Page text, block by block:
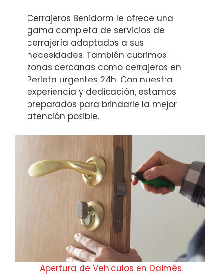
Cerrajeros Benidorm le ofrece una
gama completa de servicios de
cerrajería adaptados a sus
necesidades. También cubrimos
zonas cercanas como cerrajeros en
Perleta urgentes 24h. Con nuestra
experiencia y dedicación, estamos
preparados para brindarle la mejor
atención posible.
Apertura de Vehiculos en Daimés